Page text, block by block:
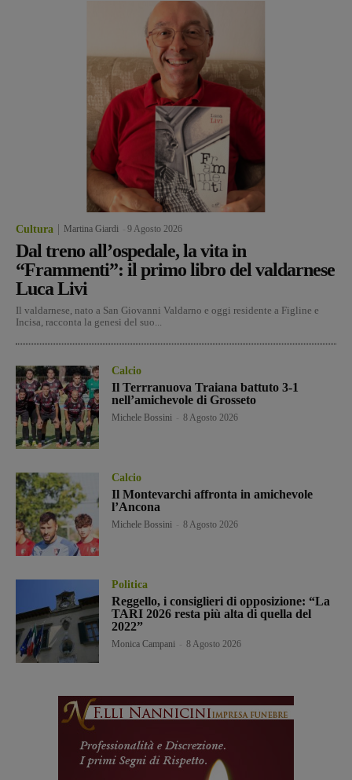
Cultura Martina Giardi 9 Agosto 2026
Dal treno all’ospedale, la vita in
“Frammenti”: il primo libro del valdarnese
Luca Livi
Il valdarnese, nato a San Giovanni Valdarno e oggi residente a Figline e
Incisa, racconta la genesi del suo...
Calcio
Il Terrranuova Traiana battuto 3-1
nell’amichevole di Grosseto
Michele Bossini 8 Agosto 2026
Calcio
Il Montevarchi affronta in amichevole
l’Ancona
Michele Bossini 8 Agosto 2026
Politica
Reggello, i consiglieri di opposizione: “La
TARI 2026 resta più alta di quella del
2022”
Monica Campani 8 Agosto 2026